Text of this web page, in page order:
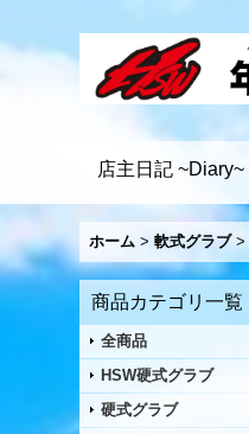
店主日記 ~Diary~
ホーム > 軟式グラブ >
商品カテゴリ一覧
全商品
HSW硬式グラブ
硬式グラブ